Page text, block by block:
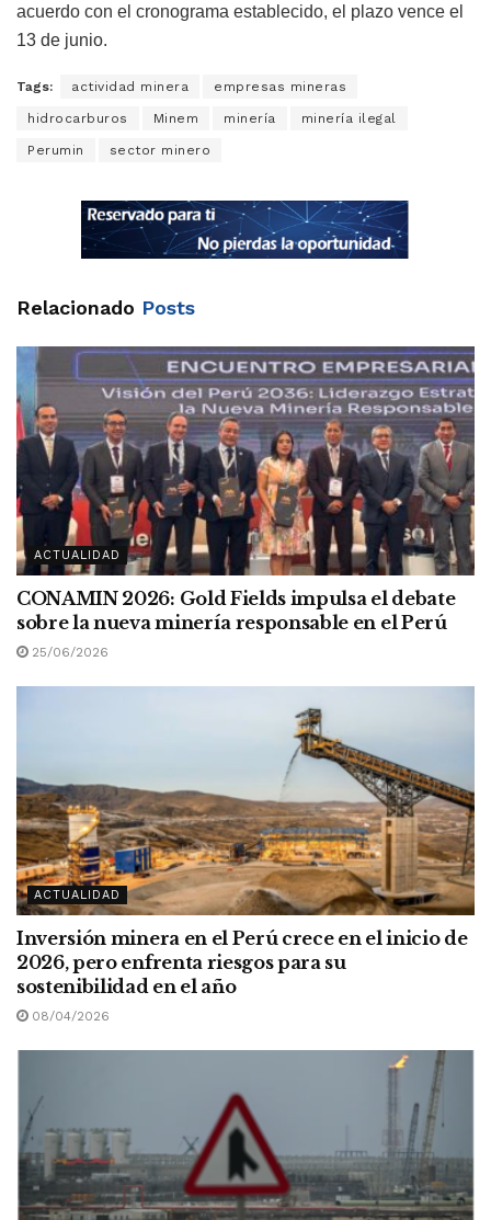
acuerdo con el cronograma establecido, el plazo vence el
13 de junio.
Tags: actividad minera empresas mineras
hidrocarburos Minem minería minería ilegal
Perumin sector minero
Relacionado Posts
ACTUALIDAD
CONAMIN 2026: Gold Fields impulsa el debate
sobre la nueva minería responsable en el Perú
25/06/2026
ACTUALIDAD
Inversión minera en el Perú crece en el inicio de
2026, pero enfrenta riesgos para su
sostenibilidad en el año
08/04/2026